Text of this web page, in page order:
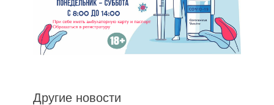
Другие новости